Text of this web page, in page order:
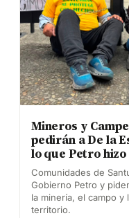
Mineros y
pedirán a De la
lo que Petro
Comunidades de
Gobierno Petro y
la minería, el campo y
territorio.